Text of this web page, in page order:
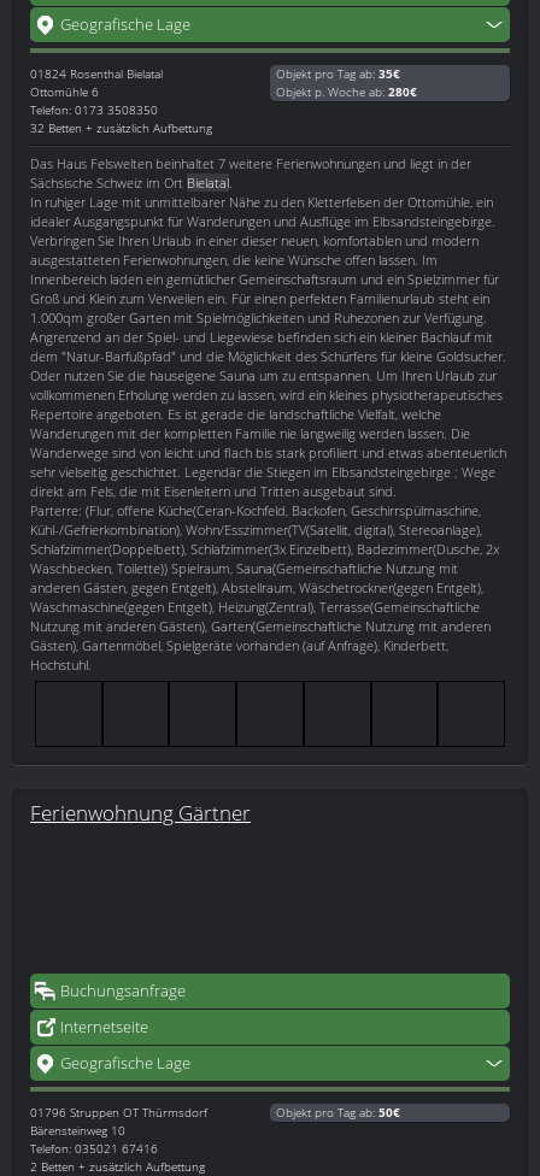
Geografische Lage
01824 Rosenthal Bielatal
Ottomühle 6
Telefon: 0173 3508350
32 Betten + zusätzlich Aufbettung
Objekt pro Tag ab: 35€
Objekt p. Woche ab: 280€
Das Haus Felswelten beinhaltet 7 weitere Ferienwohnungen und liegt in der
Sächsische Schweiz im Ort Bielatal
In ruhiger Lage mit unmittelbarer Nähe zu den Kletterfelsen der Ottomühle, ein
idealer Ausgangspunkt für Wanderungen und Ausflüge im Elbsandsteingebirge.
Verbringen Sie Ihren Urlaub in einer dieser neuen, komfortablen und modern
ausgestatteten Ferienwohnungen, die keine Wünsche offen lassen. Im
Innenbereich laden ein gemütlicher Gemeinschaftsraum und ein Spielzimmer für
Groß und Klein zum Verweilen ein. Für einen perfekten Familienurlaub steht ein
1.000qm großer Garten mit Spielmöglichkeiten und Ruhezonen zur Verfügung.
Angrenzend an der Spiel- und Liegewiese befinden sich ein kleiner Bachlauf mit
dem "Natur-Barfußpfad" und die Möglichkeit des Schürfens für kleine Goldsucher.
Oder nutzen Sie die hauseigene Sauna um zu entspannen. Um Ihren Urlaub zur
vollkommenen Erholung werden zu lassen, wird ein kleines physiotherapeutisches
Repertoire angeboten. Es ist gerade die landschaftliche Vielfalt, welche
Wanderungen mit der kompletten Familie nie langweilig werden lassen. Die
Wanderwege sind von leicht und flach bis stark profiliert und etwas abenteuerlich
sehr vielseitig geschichtet. Legendär die Stiegen im Elbsandsteingebirge ; Wege
direkt am Fels, die mit Eisenleitern und Tritten ausgebaut sind.
Parterre: (Flur, offene Küche(Ceran-Kochfeld, Backofen, Geschirrspülmaschine,
Kühl-/Gefrierkombination), Wohn/Esszimmer(TV(Satellit, digital), Stereoanlage),
Schlafzimmer(Doppelbett), Schlafzimmer(3x Einzelbett), Badezimmer(Dusche, 2x
Waschbecken, Toilette)) Spielraum, Sauna(Gemeinschaftliche Nutzung mit
anderen Gästen, gegen Entgelt), Abstellraum, Wäschetrockner(gegen Entgelt),
Waschmaschine(gegen Entgelt), Heizung(Zentral), Terrasse(Gemeinschaftliche
Nutzung mit anderen Gästen), Garten(Gemeinschaftliche Nutzung mit anderen
Gästen), Gartenmöbel, Spielgeräte vorhanden (auf Anfrage), Kinderbett,
Hochstuhl.
Ferienwohnung Gärtner
Buchungsanfrage
Internetseite
Geografische Lage
01796 Struppen OT Thürmsdorf
Bärensteinweg 10
Telefon: 035021 67416
2 Betten + zusätzlich Aufbettung
Objekt pro Tag ab: 50€